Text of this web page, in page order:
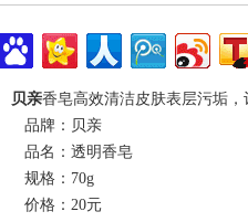
贝亲香皂高效清洁皮肤表层污垢，
品牌：贝亲
品名：透明香皂
规格：70g
价格：20元